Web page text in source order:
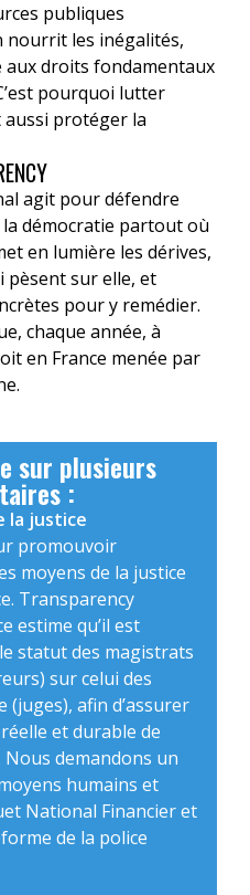
publiques
nourrit les inégalités,
aux droits fondamentaux
pourquoi lutter
aussi protéger la
agit pour défendre
démocratie partout où
en lumière les dérives,
pèsent sur elle, et
pour y remédier.
chaque année, à
en France menée par
sur plusieurs
:
la justice
promouvoir
moyens de la justice
Transparency
estime qu’il est
statut des magistrats
sur celui des
(juges), afin d’assurer
et durable de
Nous demandons un
humains et
National Financier et
de la police